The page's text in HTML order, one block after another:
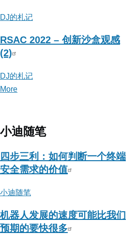
DJ的札记
RSAC 2022 – 创新沙盒观感
(2)
DJ的札记
More
的
记
小迪随笔
四步三利：如何判断一个终端
安全需求的价值
小迪随笔
机器人发展的速度可能比我们
预期的要快很多